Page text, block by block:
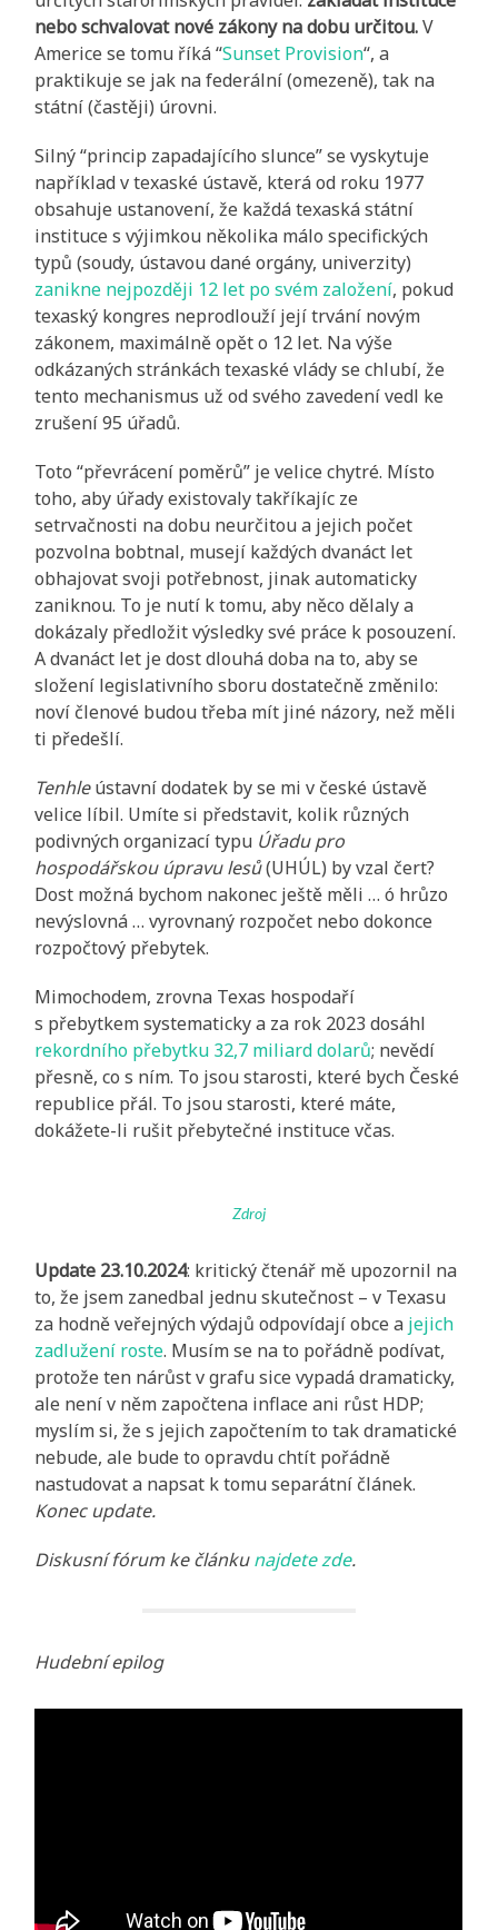
nebo schvalovat nové zákony na dobu určitou.V
Americe se tomu říká “Sunset Provision“, a
praktikuje se jak na federální (omezeně), tak na
státní (častěji) úrovni.
Silný “princip zapadajícího slunce” se vyskytuje
například v texaské ústavě, která od roku 1977
obsahuje ustanovení, že každá texaská státní
instituce s výjimkou několika málo specifických
typů (soudy, ústavou dané orgány, univerzity)
zanikne nejpozději 12 let po svém založení, pokud
texaský kongres neprodlouží její trvání novým
zákonem, maximálně opět o 12 let. Na výše
odkázaných stránkách texaské vlády se chlubí, že
tento mechanismus už od svého zavedení vedl ke
zrušení 95 úřadů.
Toto “převrácení poměrů” je velice chytré. Místo
toho, aby úřady existovaly takříkajíc ze
setrvačnosti na dobu neurčitou a jejich počet
pozvolna bobtnal, musejí každých dvanáct let
obhajovat svoji potřebnost, jinak automaticky
zaniknou. To je nutí k tomu, aby něco dělaly a
dokázaly předložit výsledky své práce k posouzení.
A dvanáct let je dost dlouhá doba na to, aby se
složení legislativního sboru dostatečně změnilo:
noví členové budou třeba mít jiné názory, než měli
ti předešlí.
Tenhleústavní dodatek by se mi v české ústavě
velice líbil. Umíte si představit, kolik různých
podivných organizací typu Úřadu pro
hospodářskou úpravu lesů(UHÚL) by vzal čert?
Dost možná bychom nakonec ještě měli … ó hrůzo
nevýslovná … vyrovnaný rozpočet nebo dokonce
rozpočtový přebytek.
Mimochodem, zrovna Texas hospodaří
s přebytkem systematicky a za rok 2023 dosáhl
rekordního přebytku 32,7 miliard dolarů; nevědí
přesně, co s ním. To jsou starosti, které bych České
republice přál. To jsou starosti, které máte,
dokážete-li rušit přebytečné instituce včas.
Zdroj
Update 23.10.2024: kritický čtenář mě upozornil na
to, že jsem zanedbal jednu skutečnost – v Texasu
za hodně veřejných výdajů odpovídají obce a jejich
zadlužení roste. Musím se na to pořádně podívat,
protože ten nárůst v grafu sice vypadá dramaticky,
ale není v něm započtena inflace ani růst HDP;
myslím si, že s jejich započtením to tak dramatické
nebude, ale bude to opravdu chtít pořádně
nastudovat a napsat k tomu separátní článek.
Konec update.
Diskusní fórum ke článkunajdete zde.
Hudební epilog